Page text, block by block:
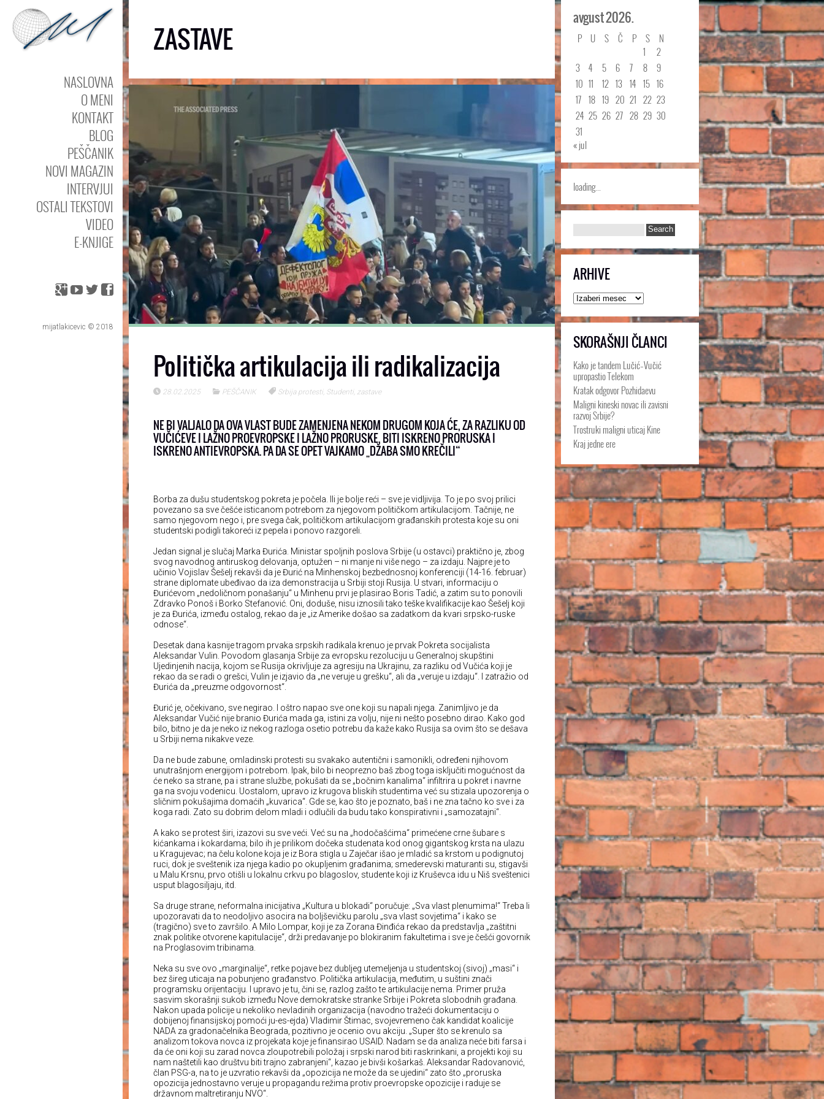
NASLOVNA
O MENI
KONTAKT
BLOG
PEŠČANIK
NOVI MAGAZIN
INTERVJUI
OSTALI TEKSTOVI
VIDEO
E-KNJIGE
mijatlakicevic © 2018
ZASTAVE
Politička artikulacija ili radikalizacija
28.02.2025 PEŠČANIK Srbija protesti, Studenti, zastave
NE BI VALJALO DA OVA VLAST BUDE ZAMENJENA NEKOM DRUGOM KOJA ĆE, ZA RAZLIKU OD
VUČIĆEVE I LAŽNO PROEVROPSKE I LAŽNO PRORUSKE, BITI ISKRENO PRORUSKA I
ISKRENO ANTIEVROPSKA. PA DA SE OPET VAJKAMO „DŽABA SMO KREČILI“
Borba za dušu studentskog pokreta je počela. Ili je bolje reći – sve je vidljivija. To je po svoj prilici
povezano sa sve češće isticanom potrebom za njegovom političkom artikulacijom. Tačnije, ne
samo njegovom nego i, pre svega čak, političkom artikulacijom građanskih protesta koje su oni
studentski podigli takoreći iz pepela i ponovo razgoreli.
Jedan signal je slučaj Marka Đurića. Ministar spoljnih poslova Srbije (u ostavci) praktično je, zbog
svog navodnog antiruskog delovanja, optužen – ni manje ni više nego – za izdaju. Najpre je to
učinio Vojislav Šešelj rekavši da je Đurić na Minhenskoj bezbednosnoj konferenciji (14-16. februar)
strane diplomate ubeđivao da iza demonstracija u Srbiji stoji Rusija. U stvari, informaciju o
Đurićevom „nedoličnom ponašanju“ u Minhenu prvi je plasirao Boris Tadić, a zatim su to ponovili
Zdravko Ponoš i Borko Stefanović. Oni, doduše, nisu iznosili tako teške kvalifikacije kao Šešelj koji
je za Đurića, između ostalog, rekao da je „iz Amerike došao sa zadatkom da kvari srpsko-ruske
odnose“.
Desetak dana kasnije tragom prvaka srpskih radikala krenuo je prvak Pokreta socijalista
Aleksandar Vulin. Povodom glasanja Srbije za evropsku rezoluciju u Generalnoj skupštini
Ujedinjenih nacija, kojom se Rusija okrivljuje za agresiju na Ukrajinu, za razliku od Vučića koji je
rekao da se radi o grešci, Vulin je izjavio da „ne veruje u grešku“, ali da „veruje u izdaju“. I zatražio od
Đurića da „preuzme odgovornost“.
Đurić je, očekivano, sve negirao. I oštro napao sve one koji su napali njega. Zanimljivo je da
Aleksandar Vučić nije branio Đurića mada ga, istini za volju, nije ni nešto posebno dirao. Kako god
bilo, bitno je da je neko iz nekog razloga osetio potrebu da kaže kako Rusija sa ovim što se dešava
u Srbiji nema nikakve veze.
Da ne bude zabune, omladinski protesti su svakako autentični i samonikli, određeni njihovom
unutrašnjom energijom i potrebom. Ipak, bilo bi neoprezno baš zbog toga isključiti mogućnost da
će neko sa strane, pa i strane službe, pokušati da se „bočnim kanalima“ infiltrira u pokret i navrne
ga na svoju vodenicu. Uostalom, upravo iz krugova bliskih studentima već su stizala upozorenja o
sličnim pokušajima domaćih „kuvarica“. Gde se, kao što je poznato, baš i ne zna tačno ko sve i za
koga radi. Zato su dobrim delom mladi i odlučili da budu tako konspirativni i „samozatajni“.
A kako se protest širi, izazovi su sve veći. Već su na „hodočašćima“ primećene crne šubare s
kićankama i kokardama; bilo ih je prilikom dočeka studenata kod onog gigantskog krsta na ulazu
u Kragujevac; na čelu kolone koja je iz Bora stigla u Zaječar išao je mladić sa krstom u podignutoj
ruci, dok je sveštenik iza njega kadio po okupljenim građanima; smederevski maturanti su, stigavši
u Malu Krsnu, prvo otišli u lokalnu crkvu po blagoslov, studente koji iz Kruševca idu u Niš sveštenici
usput blagosiljaju, itd.
Sa druge strane, neformalna inicijativa „Kultura u blokadi“ poručuje: „Sva vlast plenumima!“ Treba li
upozoravati da to neodoljivo asocira na boljševičku parolu „sva vlast sovjetima“ i kako se
(tragično) sve to završilo. A Milo Lompar, koji je za Zorana Đinđića rekao da predstavlja „zaštitni
znak politike otvorene kapitulacije“, drži predavanje po blokiranim fakultetima i sve je češći govornik
na Proglasovim tribinama.
Neka su sve ovo „marginalije“, retke pojave bez dubljeg utemeljenja u studentskoj (sivoj) „masi“ i
bez šireg uticaja na pobunjeno građanstvo. Politička artikulacija, međutim, u suštini znači
programsku orijentaciju. I upravo je tu, čini se, razlog zašto te artikulacije nema. Primer pruža
sasvim skorašnji sukob između Nove demokratske stranke Srbije i Pokreta slobodnih građana.
Nakon upada policije u nekoliko nevladinih organizacija (navodno tražeći dokumentaciju o
dobijenoj finansijskoj pomoći ju-es-ejda) Vladimir Štimac, svojevremeno čak kandidat koalicije
NADA za gradonačelnika Beograda, pozitivno je ocenio ovu akciju. „Super što se krenulo sa
analizom tokova novca iz projekata koje je finansirao USAID. Nadam se da analiza neće biti farsa i
da će oni koji su zarad novca zloupotrebili položaj i srpski narod biti raskrinkani, a projekti koji su
nam naštetili kao društvu biti trajno zabranjeni“, kazao je bivši košarkaš. Aleksandar Radovanović,
član PSG-a, na to je uzvratio rekavši da „opozicija ne može da se ujedini“ zato što „proruska
opozicija jednostavno veruje u propagandu režima protiv proevropske opozicije i raduje se
državnom maltretiranju NVO“.
avgust 2026.
P U S Č P S
N
1
2
3
4 5 6 7 8
9
10 11 12 13 14 15 16
17 18 19 20 21 22 23
24 25 26 27 28 29 30
31
« jul
loading...
ARHIVE
Arhive
SKORAŠNJI ČLANCI
Kako je tandem Lučić–Vučić
upropastio Telekom
Kratak odgovor Pozhidaevu
Maligni kineski novac ili zavisni
razvoj Srbije?
Trostruki maligni uticaj Kine
Kraj jedne ere